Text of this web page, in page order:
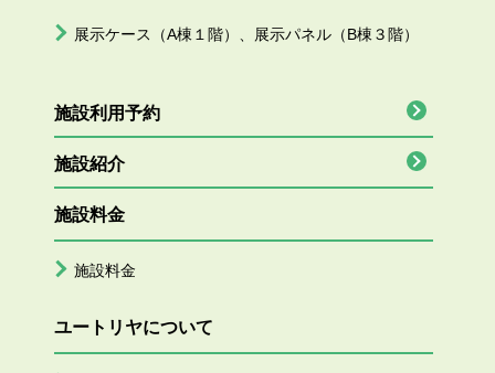
展示ケース（A棟１階）、展示パネル（B棟３階）
施設利用予約
施設紹介
施設料金
施設料金
ユートリヤについて